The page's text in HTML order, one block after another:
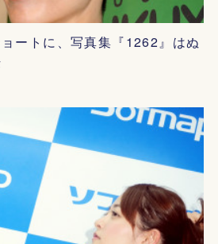
ートに、写真集『1262』はぬ